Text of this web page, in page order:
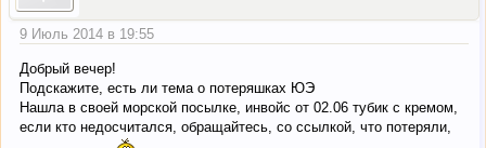
9 Июль 2014 в 19:55
Добрый вечер!
Подскажите, есть ли тема о потеряшках ЮЭ
Нашла в своей морской посылке, инвойс от 02.06 тубик с кремом,
если кто недосчитался, обращайтесь, со ссылкой, что потеряли,